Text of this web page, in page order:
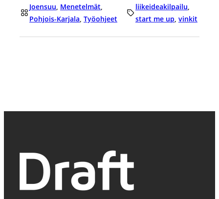
Joensuu Menetelmät
Pohjois-Karjala Työohjeet
liikeideakilpailu
start me up vinkit